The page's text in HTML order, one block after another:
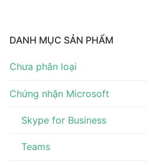
DANH MỤC SẢN PHẨM
Chưa phân loại
Chứng nhận Microsoft
Skype for Business
Teams